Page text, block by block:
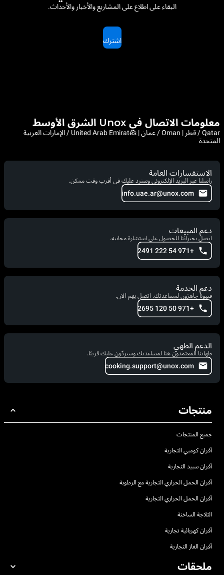
البقاء على اطلاع على المشاريع والأخبار والأحداث.
اشترك
معلومات الاتصال في Unox الشرق الأوسط
Qatar / قطر | Oman / عمان | United Arab Emirates / الإمارات العربية
المتحدة
الاستفسارات العامة
راسلنا عبر البريد الإلكتروني وسنرد عليك في أقرب وقت ممكن.
info.uae.ar@unox.com
دعم المبيعات
اتصل بخبرائنا للحصول على استشارة مجانية.
+971 54 222 2491
دعم الخدمة
فنيونا جاهزون لمساعدتك. اتصل بهم الآن.
+971 50 120 2695
الدعم الطهي
طهاتنا المعتمدون هنا لمساعدتك وسيردّون عليك قريبًا.
cooking.support@unox.com
منتجات
جميع المنتجات
أفران كومبي التجارية
أفران سبيد التجارية
أفران الحمل الحراري التجارية مع الرطوبة
أفران الحمل الحراري التجارية
الثلاجة الساخنة
أفران كهربائية تجارية
أفران الغاز التجارية
ملحقات